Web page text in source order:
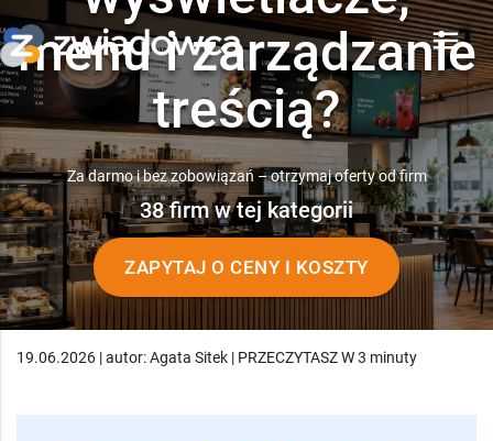
menu
menu i zarządzanie
treścią?
Za darmo i bez zobowiązań – otrzymaj oferty od firm
38 firm w tej kategorii
ZAPYTAJ O CENY I KOSZTY
19.06.2026 | autor: Agata Sitek | PRZECZYTASZ W 3 minuty